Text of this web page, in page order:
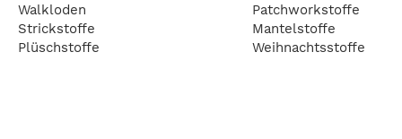
Walkloden
Strickstoffe
Plüschstoffe
Patchworkstoffe
Mantelstoffe
Weihnachtsstoffe